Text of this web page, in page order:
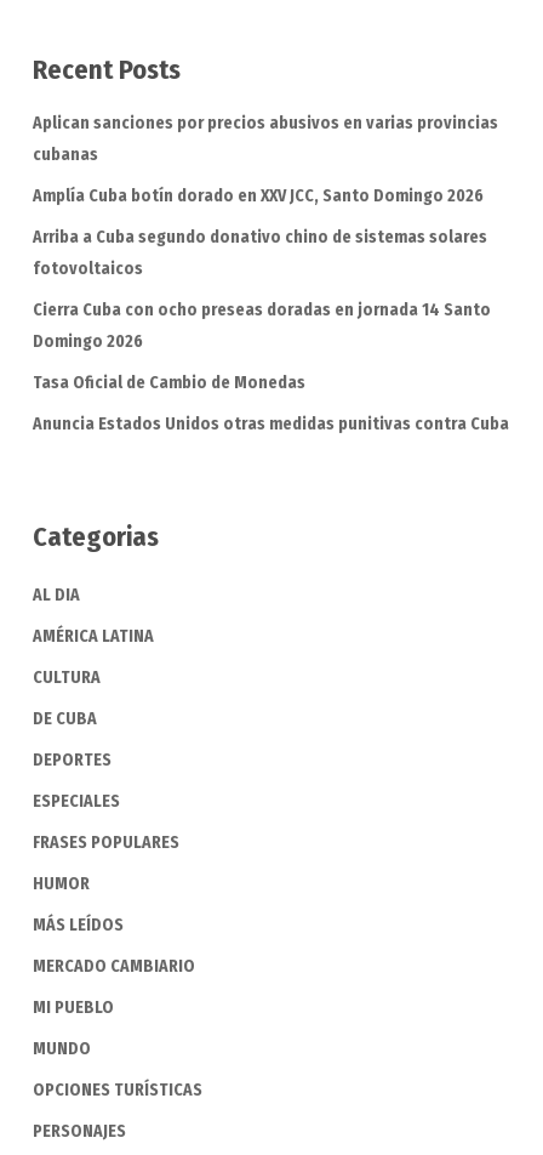
Recent Posts
Aplican sanciones por precios abusivos en varias provincias
cubanas
Amplía Cuba botín dorado en XXV JCC, Santo Domingo 2026
Arriba a Cuba segundo donativo chino de sistemas solares
fotovoltaicos
Cierra Cuba con ocho preseas doradas en jornada 14 Santo
Domingo 2026
Tasa Oficial de Cambio de Monedas
Anuncia Estados Unidos otras medidas punitivas contra Cuba
Categorias
AL DIA
AMÉRICA LATINA
CULTURA
DE CUBA
DEPORTES
ESPECIALES
FRASES POPULARES
HUMOR
MÁS LEÍDOS
MERCADO CAMBIARIO
MI PUEBLO
MUNDO
OPCIONES TURÍSTICAS
PERSONAJES